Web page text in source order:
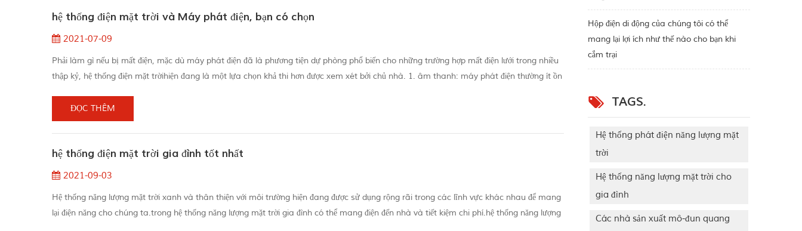
hệ thống điện mặt trời và Máy phát điện, bạn có chọn
2021-07-09
Phải làm gì nếu bị mất điện, mặc dù máy phát điện đã là phương tiện dự phòng phổ biến cho những trường hợp mất điện lưới trong nhiều
thập kỷ, hệ thống điện mặt trờihiện đang là một lựa chọn khả thi hơn được xem xét bởi chủ nhà. 1. âm thanh: máy phát điện thường ít ồn
ĐỌC THÊM
hệ thống điện mặt trời gia đình tốt nhất
2021-09-03
Hệ thống năng lượng mặt trời xanh và thân thiện với môi trường hiện đang được sử dụng rộng rãi trong các lĩnh vực khác nhau để mang
lại điện năng cho chúng ta.trong hệ thống năng lượng mặt trời gia đình có thể mang điện đến nhà và tiết kiệm chi phí.hệ thống năng lượng
Hộp điện di động của chúng tôi có thể
mang lại lợi ích như thế nào cho bạn khi
cắm trại
TAGS.
Hệ thống phát điện năng lượng mặt
trời
Hệ thống năng lượng mặt trời cho
gia đình
Các nhà sản xuất mô-đun quang